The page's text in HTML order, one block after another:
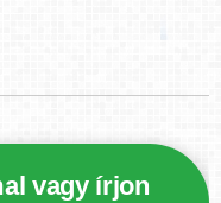
vagy írjon